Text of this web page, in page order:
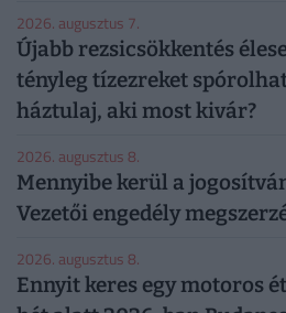
2026. augusztus 7.
Újabb rezsicsökkentés
tényleg tízezreket
háztulaj, aki most kivár?
2026. augusztus 8.
Mennyibe kerül a
Vezetői engedély
2026. augusztus 8.
Ennyit keres egy motoros